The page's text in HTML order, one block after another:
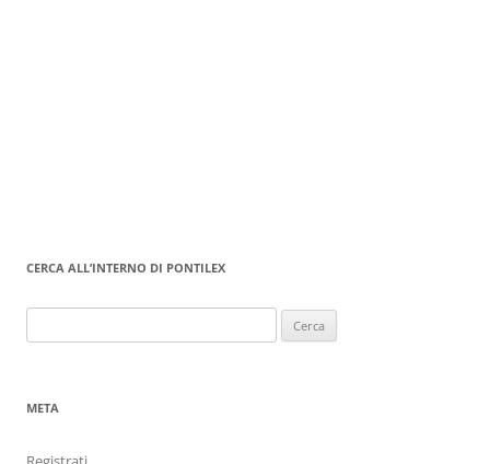
CERCA ALL’INTERNO DI PONTILEX
per:
META